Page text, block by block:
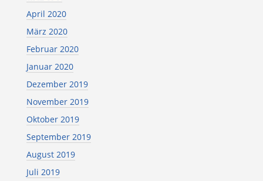
April 2020
März 2020
Februar 2020
Januar 2020
Dezember 2019
November 2019
Oktober 2019
September 2019
August 2019
Juli 2019